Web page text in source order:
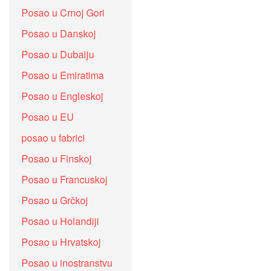
Posao u Crnoj Gori
Posao u Danskoj
Posao u Dubaiju
Posao u Emiratima
Posao u Engleskoj
Posao u EU
posao u fabrici
Posao u Finskoj
Posao u Francuskoj
Posao u Grčkoj
Posao u Holandiji
Posao u Hrvatskoj
Posao u inostranstvu